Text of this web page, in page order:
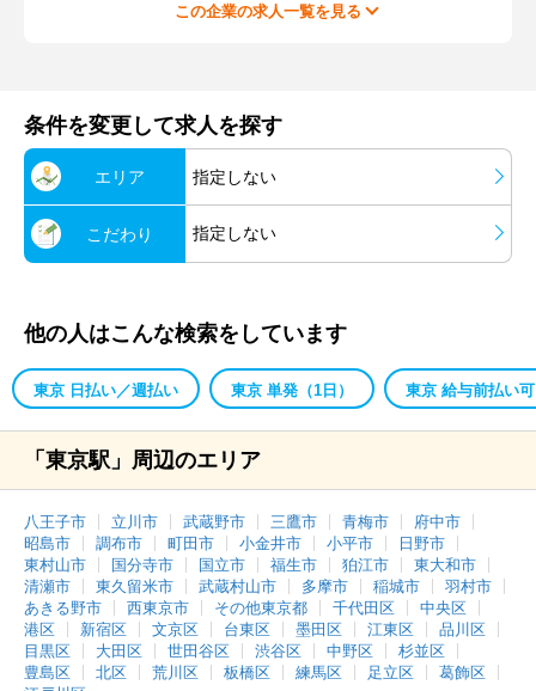
この企業の求人一覧を見る
条件を変更して求人を探す
エリア 指定しない
こだわり 指定しない
他の人はこんな検索をしています
東京 日払い／週払い 東京 単発（1日） 東京 給与前払い可
「東京駅」周辺のエリア
八王子市 立川市 武蔵野市 三鷹市 青梅市
府中市
昭島市
調布市 町田市 小金井市 小平市
日野市
東村山市
国分寺市 国立市 福生市 狛江市
東大和市
清瀬市
東久留米市 武蔵村山市 多摩市 稲城市
羽村市
あきる野市
西東京市 その他東京都 千代田区
中央区
港区
新宿区 文京区 台東区 墨田区 江東区
品川区
目黒区
大田区 世田谷区 渋谷区 中野区
杉並区
豊島区
北区 荒川区 板橋区 練馬区 足立区
葛飾区